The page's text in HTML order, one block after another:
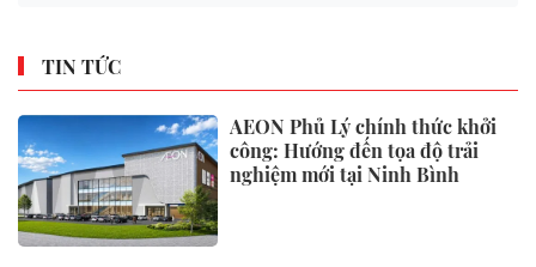
TIN TỨC
AEON Phủ Lý chính thức khởi
công: Hướng đến tọa độ trải
nghiệm mới tại Ninh Bình